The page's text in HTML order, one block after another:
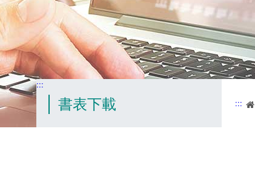
:::
書表下載 :::